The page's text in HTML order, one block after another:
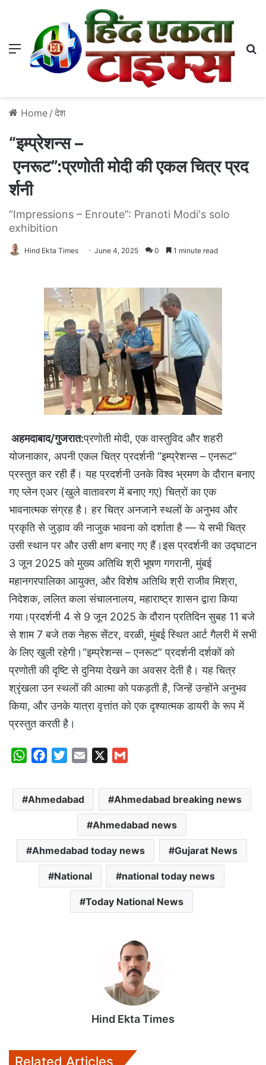
Menu
Home / देश
“इम्प्रेशन्स –
एनरूट”:प्रणोती मोदी की एकल चित्र प्रद
र्शनी
“Impressions – Enroute”: Pranoti Modi's solo
exhibition
Hind Ekta Times June 4, 2025 0 1 minute read
अहमदाबाद/गुजरात:प्रणोती मोदी, एक वास्तुविद और शहरी
योजनाकार, अपनी एकल चित्र प्रदर्शनी “इम्प्रेशन्स – एनरूट”
प्रस्तुत कर रही हैं। यह प्रदर्शनी उनके विश्व भ्रमण के दौरान बनाए
गए प्लेन एअर (खुले वातावरण में बनाए गए) चित्रों का एक
भावनात्मक संग्रह है। हर चित्र अनजाने स्थलों के अनुभव और
प्रकृति से जुड़ाव की नाजुक भावना को दर्शाता है — ये सभी चित्र
उसी स्थान पर और उसी क्षण बनाए गए हैं।इस प्रदर्शनी का उद्घाटन
3 जून 2025 को मुख्य अतिथि श्री भूषण गगरानी, मुंबई
महानगरपालिका आयुक्त, और विशेष अतिथि श्री राजीव मिश्रा,
निदेशक, ललित कला संचालनालय, महाराष्ट्र शासन द्वारा किया
गया।प्रदर्शनी 4 से 9 जून 2025 के दौरान प्रतिदिन सुबह 11 बजे
से शाम 7 बजे तक नेहरू सेंटर, वरळी, मुंबई स्थित आर्ट गैलरी में सभी
के लिए खुली रहेगी।“इम्प्रेशन्स – एनरूट” प्रदर्शनी दर्शकों को
प्रणोती की दृष्टि से दुनिया देखने का अवसर देती है। यह चित्र
श्रृंखला उन स्थलों की आत्मा को पकड़ती है, जिन्हें उन्होंने अनुभव
किया, और उनके यात्रा वृत्तांत को एक दृश्यात्मक डायरी के रूप में
प्रस्तुत करती है।
W
a
t
p
p
c
e
o
k
i
t
r
a
l
a
i
l
Ahmedabad Ahmedabad breaking news
Ahmedabad news
Ahmedabad today news Gujarat News
National national today news
Today National News
Hind Ekta Times
Related Articles